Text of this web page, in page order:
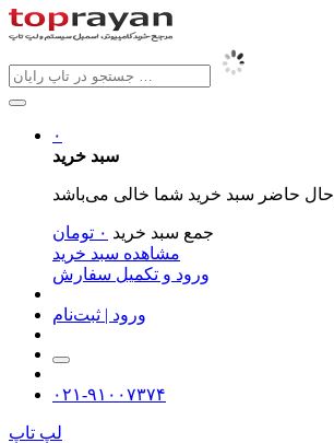
۰
سبد خرید
جمع سبد خرید ۰ تومان
مشاهده سبد خرید
ورود و تکمیل سفارش
ورود | ثبت‌نام
۰۲۱-۹۱۰۰۷۳۷۴
لپ تاپ